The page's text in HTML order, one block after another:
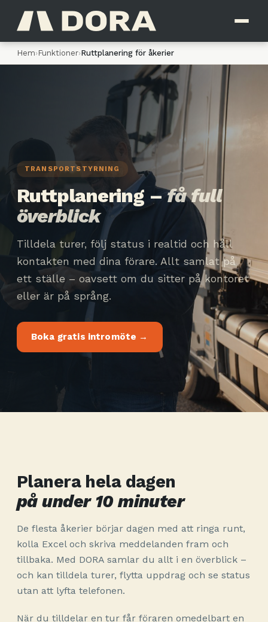
Hem› Funktioner›Ruttplanering för åkerier
TRANSPORTSTYRNING
Ruttplanering –få full
överblick
Tilldela turer, följ status i realtid och håll
kontakten med dina förare. Allt samlat på
ett ställe – oavsett om du sitter på kontoret
eller är på språng.
Boka gratis intromöte →
Planera hela dagen
på under 10 minuter
De flesta åkerier börjar dagen med att ringa runt,
kolla Excel och skriva meddelanden fram och
tillbaka. Med DORA samlar du allt i en överblick –
och kan tilldela turer, flytta uppdrag och se status
utan att lyfta telefonen.
När du tilldelar en tur får föraren omedelbart en